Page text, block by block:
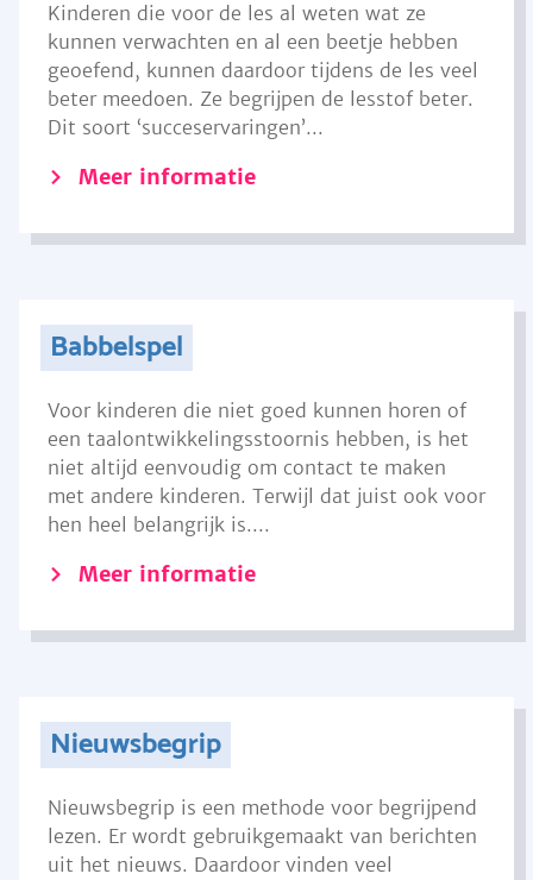
Kinderen die voor de les al weten wat ze
kunnen verwachten en al een beetje hebben
geoefend, kunnen daardoor tijdens de les veel
beter meedoen. Ze begrijpen de lesstof beter.
Dit soort ‘succeservaringen’...
Meer informatie
Babbelspel
Voor kinderen die niet goed kunnen horen of
een taalontwikkelingsstoornis hebben, is het
niet altijd eenvoudig om contact te maken
met andere kinderen. Terwijl dat juist ook voor
hen heel belangrijk is....
Meer informatie
Nieuwsbegrip
Nieuwsbegrip is een methode voor begrijpend
lezen. Er wordt gebruikgemaakt van berichten
uit het nieuws. Daardoor vinden veel